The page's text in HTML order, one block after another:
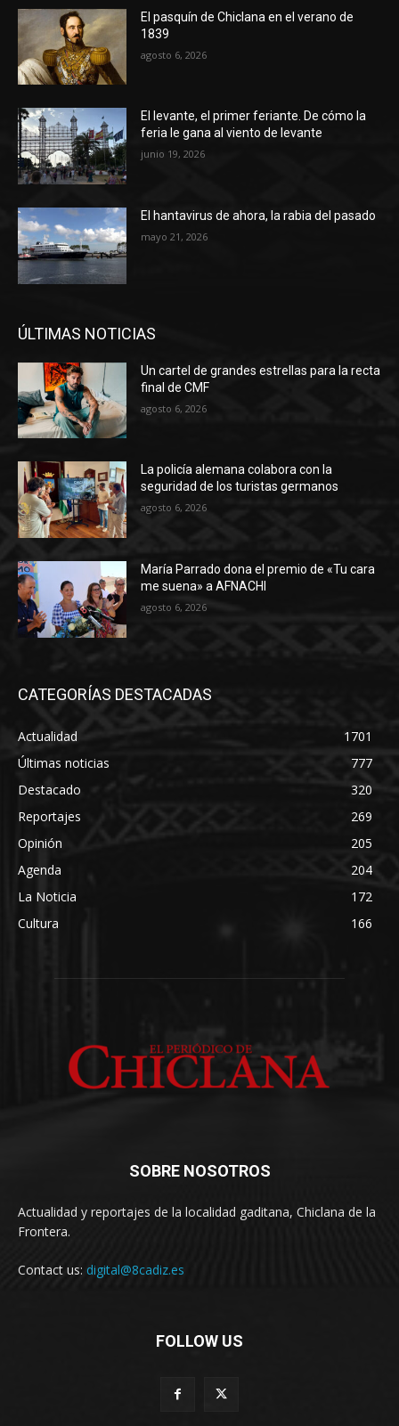
El pasquín de Chiclana en el verano de
1839
agosto 6, 2026
El levante, el primer feriante. De cómo la
feria le gana al viento de levante
junio 19, 2026
El hantavirus de ahora, la rabia del pasado
mayo 21, 2026
ÚLTIMAS NOTICIAS
Un cartel de grandes estrellas para la recta
final de CMF
agosto 6, 2026
La policía alemana colabora con la
seguridad de los turistas germanos
agosto 6, 2026
María Parrado dona el premio de «Tu cara
me suena» a AFNACHI
agosto 6, 2026
CATEGORÍAS DESTACADAS
Actualidad
1701
Últimas noticias
777
Destacado
320
Reportajes
269
Opinión
205
Agenda
204
La Noticia
172
Cultura
166
SOBRE NOSOTROS
Actualidad y reportajes de la localidad gaditana, Chiclana de la
Frontera.
Contact us: digital@8cadiz.es
FOLLOW US